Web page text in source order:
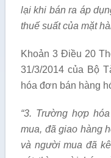
lại khi bán ra áp
thuế suấtcủa mặt
Khoản 3 Điều 20
31/3/2014 của Bộ
hóa đơn bán hàng
“3. Trường hợp
mua, đã giao hàng
và người mua đã